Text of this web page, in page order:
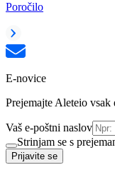
Poročilo
E-novice
Prejemajte Aleteio vsak
Vaš e-poštni naslov
Strinjam se s
Prijavite se